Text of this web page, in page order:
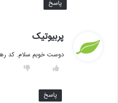
پاسخ
پربیوتیک
ت
دوست خوبم سلام. کد
پاسخ